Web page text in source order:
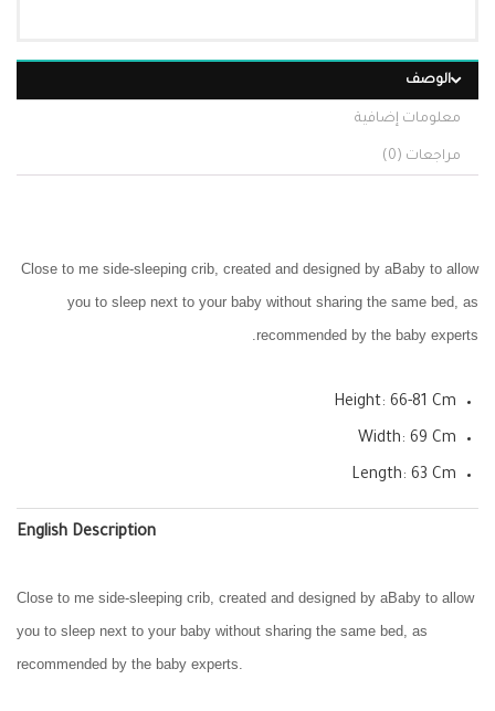
الوصف
معلومات إضافية
مراجعات (0)
Close to me side-sleeping crib, created and designed by aBaby to allow
you to sleep next to your baby without sharing the same bed, as
recommended by the baby experts.
Height: 66-81 Cm
Width: 69 Cm
Length: 63 Cm
English Description
Close to me side-sleeping crib, created and designed by aBaby to allow
you to sleep next to your baby without sharing the same bed, as
recommended by the baby experts.